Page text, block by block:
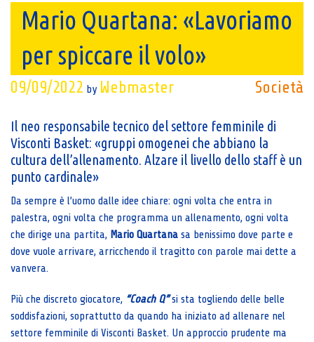
Mario Quartana: «Lavoriamo
per spiccare il volo»
Società
09/09/2022 by Webmaster
Il neo responsabile tecnico del settore femminile di
Visconti Basket: «gruppi omogenei che abbiano la
cultura dell’allenamento. Alzare il livello dello staff è un
punto cardinale»
Da sempre è l’uomo dalle idee chiare: ogni volta che entra in
palestra, ogni volta che programma un allenamento, ogni volta
che dirige una partita, Mario Quartana sa benissimo dove parte e
dove vuole arrivare, arricchendo il tragitto con parole mai dette a
vanvera.
Più che discreto giocatore, “Coach Q”si sta togliendo delle belle
soddisfazioni, soprattutto da quando ha iniziato ad allenare nel
settore femminile di Visconti Basket. Un approccio prudente ma